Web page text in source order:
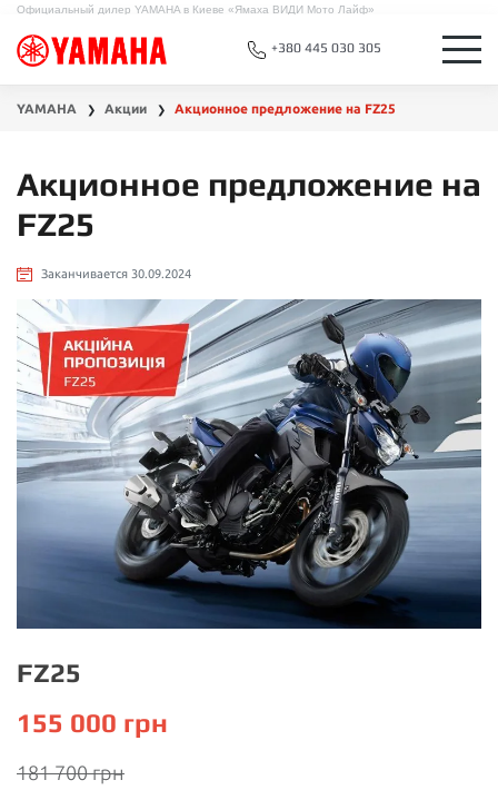
Официальный дилер YAMAHA в Киеве «Ямаха ВИДИ Мото Лайф»
+380 445 030 305
YAMAHA ❯ Акции ❯ Акционное предложение на FZ25
Акционное предложение на
FZ25
Заканчивается 30.09.2024
FZ25
155 000 грн
181 700 грн